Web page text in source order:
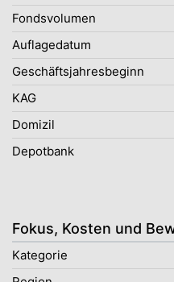
Fondsvolumen
Auflagedatum
Geschäftsjahresbeginn
KAG
Domizil
Depotbank
Fokus, Kosten und
Kategorie